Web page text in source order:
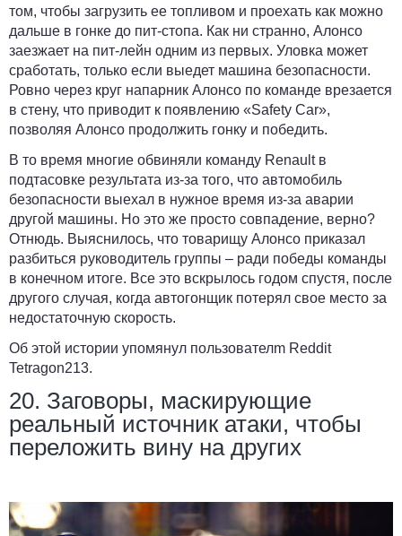
том, чтобы загрузить ее топливом и проехать как можно
дальше в гонке до пит-стопа. Как ни странно, Алонсо
заезжает на пит-лейн одним из первых. Уловка может
сработать, только если выедет машина безопасности.
Ровно через круг напарник Алонсо по команде врезается
в стену, что приводит к появлению «Safety Car»,
позволяя Алонсо продолжить гонку и победить.
В то время многие обвиняли команду Renault в
подтасовке результата из-за того, что автомобиль
безопасности выехал в нужное время из-за аварии
другой машины. Но это же просто совпадение, верно?
Отнюдь. Выяснилось, что товарищу Алонсо приказал
разбиться руководитель группы – ради победы команды
в конечном итоге. Все это вскрылось годом спустя, после
другого случая, когда автогонщик потерял свое место за
недостаточную скорость.
Об этой истории упомянул пользователm Reddit
Tetragon213.
20. Заговоры, маскирующие
реальный источник атаки, чтобы
переложить вину на других